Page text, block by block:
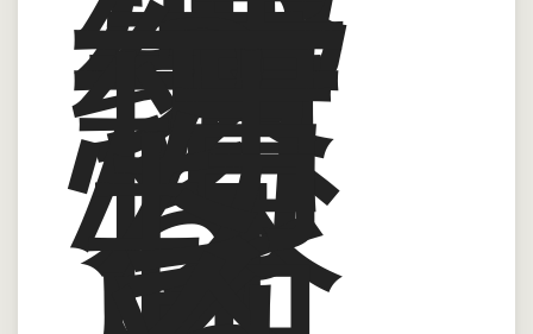
績
2
万
棟
を
超